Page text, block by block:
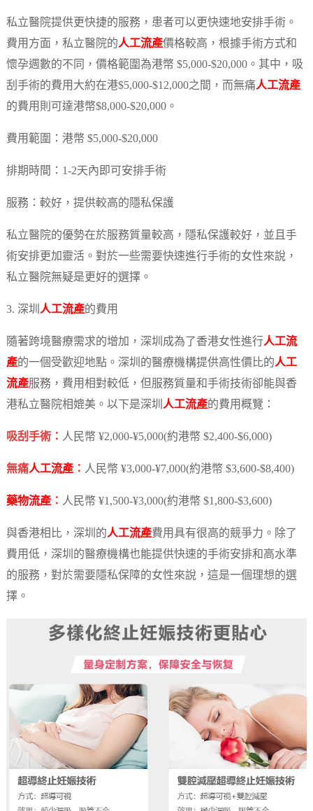
私立醫院提供更快捷的服務，患者可以更快速地安排手術。
費用方面，私立醫院的人工流產價格較高，根據手術方式和
懷孕週數的不同，價格範圍為港幣 $5,000-$20,000。其中，吸
刮手術的費用大約在港$5,000-$12,000之間，而無痛人工流產
的費用則可達港幣$8,000-$20,000。
費用範圍：港幣 $5,000-$20,000
排期時間：1-2天內即可安排手術
服務：較好，提供較高的隱私保護
私立醫院的優勢在於服務質量較高，隱私保護較好，並且手
術安排更加靈活。對於一些需要快速進行手術的女性來說，
私立醫院無疑是更好的選擇。
3. 深圳 人工流產的費用
隨著跨境醫療需求的增加，深圳成為了香港女性進行人工流
產的一個受歡迎地點。深圳的醫療機構提供高性價比的人工
流產服務，費用相對較低，但服務質量和手術技術卻能與香
港私立醫院相媲美。以下是深圳 人工流產的費用概覽：
吸刮手術： 人民幣 ¥2,000-¥5,000(約港幣 $2,400-$6,000)
無痛人工流產： 人民幣 ¥3,000-¥7,000(約港幣 $3,600-$8,400)
藥物流產： 人民幣 ¥1,500-¥3,000(約港幣 $1,800-$3,600)
與香港相比，深圳的人工流產費用具有很高的競爭力。除了
費用低，深圳的醫療機構也能提供快速的手術安排和高水準
的服務，對於需要隱私保障的女性來說，這是一個理想的選
擇。